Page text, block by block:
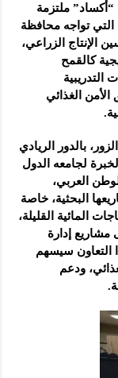
“أكساد” ملتزمة
التي تواجه محافظة
الإنتاج الزراعي،
كالقمح
التدريبية
الغذائي
بالدور الريادي
لجامعه الدول
العربي،
البحثية، خاصة
المائية القليلة،
مشاريع إدارة
التعاون سيسهم
ودعم